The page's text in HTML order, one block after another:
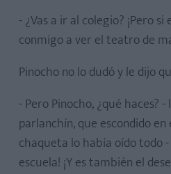
- ¿Vas a ir al colegio? ¡Pero
conmigo a ver el teatro de
Pinocho no lo dudó y le dijo
- Pero Pinocho, ¿qué haces?
parlanchín, que escondido en
chaqueta lo había oído todo
escuela! ¡Y es también el